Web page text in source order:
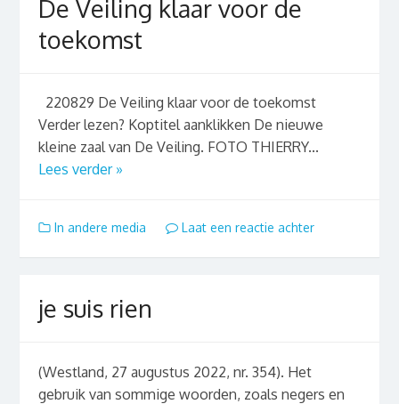
De Veiling klaar voor de
toekomst
220829 De Veiling klaar voor de toekomst
Verder lezen? Koptitel aanklikken De nieuwe
kleine zaal van De Veiling. FOTO THIERRY...
Lees verder »
In andere media Laat een reactie achter
je suis rien
(Westland, 27 augustus 2022, nr. 354). Het
gebruik van sommige woorden, zoals negers en